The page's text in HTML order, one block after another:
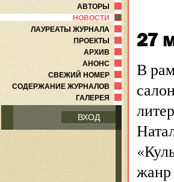
АВТОРЫ
НОВОСТИ
ЛАУРЕАТЫ ЖУРНАЛА
ПРОЕКТЫ
АРХИВ
АНОНС
СВЕЖИЙ НОМЕР
СОДЕРЖАНИЕ ЖУРНАЛОВ
ГАЛЕРЕЯ
ВХОД
27
В
жанр